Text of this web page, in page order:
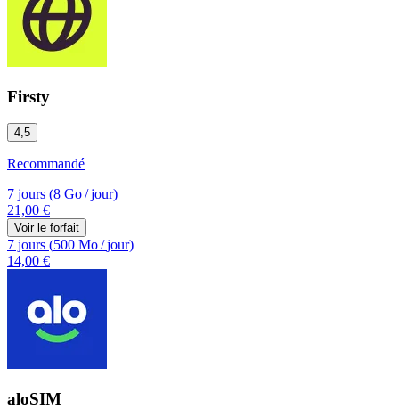
Firsty
4,5
Recommandé
7 jours (8 Go/jour)
21,00 €
Voir le forfait
7 jours (500 Mo/jour)
14,00 €
aloSIM